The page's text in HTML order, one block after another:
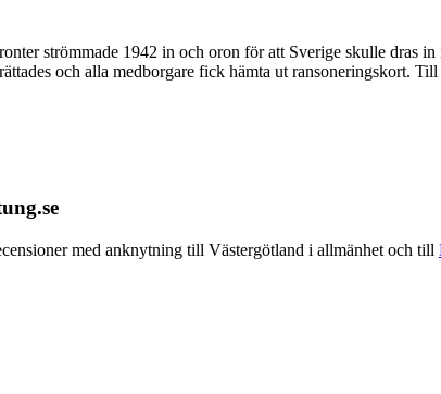
strömmade 1942 in och oron för att Sverige skulle dras
och alla medborgare fick hämta ut ransoneringskort.
med anknytning till Västergötland i allmänhet och till